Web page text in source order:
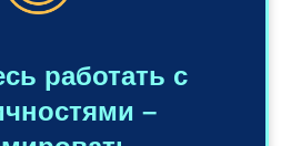
работать с
–